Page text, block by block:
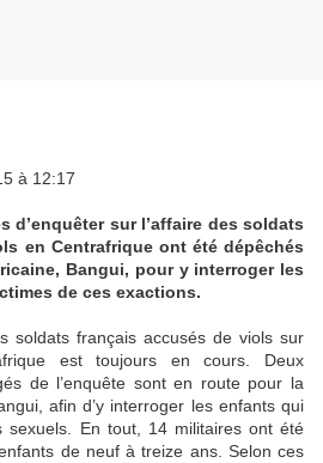
à 12:17
d’enquêter sur l’affaire des soldats
en Centrafrique ont été dépêchés
Bangui, pour y interroger les
de ces exactions.
soldats français accusés de viols sur
est toujours en cours. Deux
de l’enquête sont en route pour la
afin d’y interroger les enfants qui
sexuels. En tout, 14 militaires ont été
de neuf à treize ans. Selon ces